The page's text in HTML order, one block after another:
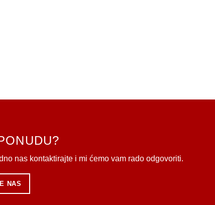
nas kontaktirajte i mi ćemo vam rado odgovoriti.
NAS